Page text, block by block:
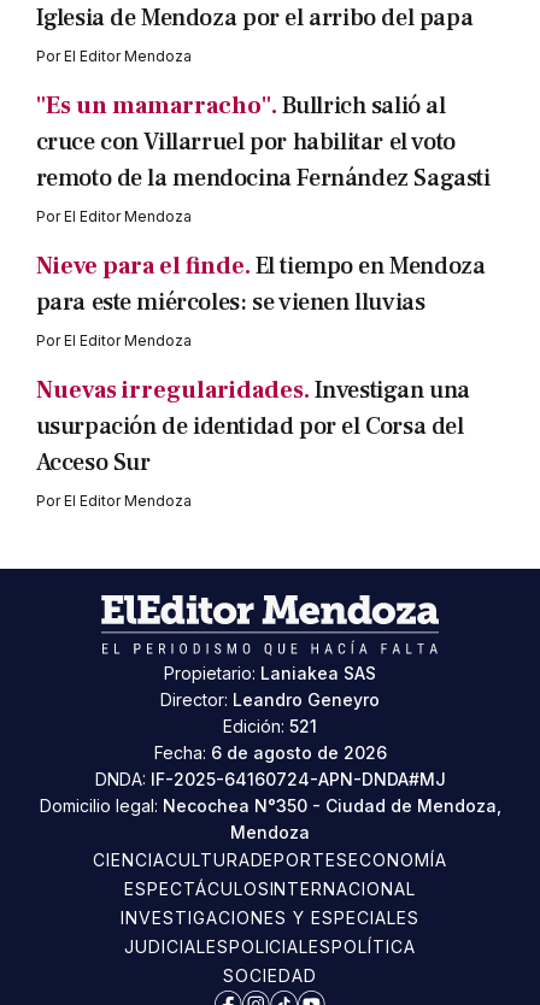
Iglesia de Mendoza por el arribo del papa
PorEl Editor Mendoza
"Es un mamarracho".Bullrich salió al
cruce con Villarruel por habilitar el voto
remoto de la mendocina Fernández Sagasti
PorEl Editor Mendoza
Nieve para el finde.El tiempo en Mendoza
para este miércoles: se vienen lluvias
PorEl Editor Mendoza
Nuevas irregularidades.Investigan una
usurpación de identidad por el Corsa del
Acceso Sur
PorEl Editor Mendoza
Propietario: Laniakea SAS
Director: Leandro Geneyro
Edición: 521
Fecha: 6 de agosto de 2026
DNDA: IF-2025-64160724-APN-DNDA#MJ
Domicilio legal: Necochea N°350 - Ciudad de Mendoza,
Mendoza
CIENCIACULTURADEPORTESECONOMÍA
ESPECTÁCULOSINTERNACIONAL
INVESTIGACIONES Y ESPECIALES
JUDICIALESPOLICIALESPOLÍTICA
SOCIEDAD